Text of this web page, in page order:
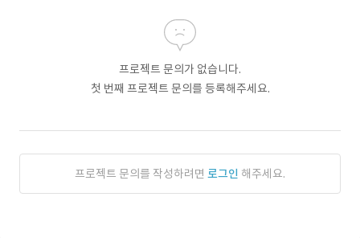
프로젝트 문의가 없습니다.
첫 번째 프로젝트 문의를 등록해주세요.
프로젝트 문의를 작성하려면 로그인 해주세요.